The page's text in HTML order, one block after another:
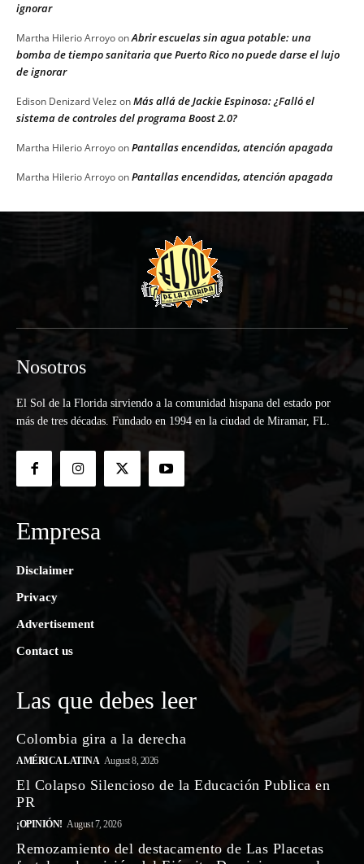
ignorar
Martha Hilerio ArroyoonAbrir escuelas sin agua potable: una
bomba de tiempo sanitaria que Puerto Rico no puede darse el lujo
de ignorar
Edison Denizard Velez onMás allá de Jackie Espinosa: ¿Falló el
sistema de controles del programa Boost 2.0?
Martha Hilerio ArroyoonPantallas encendidas, atención apagada
Martha Hilerio ArroyoonPantallas encendidas, atención apagada
Nosotros
El Sol de la Florida sirviendo a la comunidad hispana del estado por
más de tres décadas. Fundado en 1994 en la ciudad de Miramar, FL.
Empresa
Disclaimer
Privacy
Advertisement
Contact us
Las que debes leer
Colombia gira a la derecha
AMÉRICA LATINA August 8, 2026
El Colapso Silencioso de la Educación Publica en
PR
¡OPINIÓN! August 7, 2026
Remozamiento del destacamento de Las Placetas